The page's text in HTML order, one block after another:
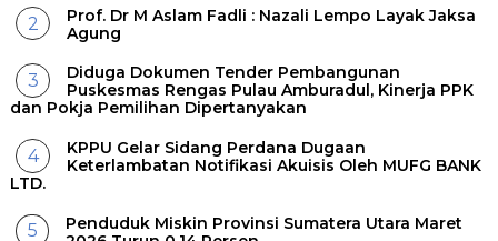
Prof. Dr M Aslam Fadli : Nazali Lempo Layak Jaksa
Agung
Diduga Dokumen Tender Pembangunan
Puskesmas Rengas Pulau Amburadul, Kinerja PPK
dan Pokja Pemilihan Dipertanyakan
KPPU Gelar Sidang Perdana Dugaan
Keterlambatan Notifikasi Akuisis Oleh MUFG BANK
LTD.
Penduduk Miskin Provinsi Sumatera Utara Maret